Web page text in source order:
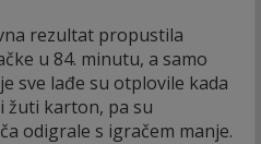
rezultat propustila
u 84. minutu, a samo
sve lađe su otplovile kada
žuti karton, pa su
odigrale s igračem manje.